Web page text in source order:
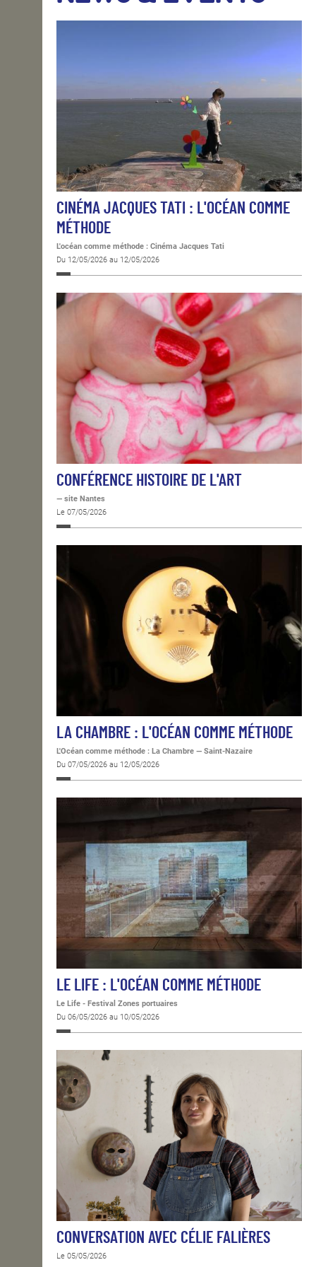
CONTACTS
CINÉMA JACQUES TATI : L'OCÉAN COMME
MÉTHODE
L'océan comme méthode : Cinéma Jacques Tati
Du 12/05/2026 au 12/05/2026
CONFÉRENCE HISTOIRE DE L'ART
— site Nantes
Le 07/05/2026
LA CHAMBRE : L'OCÉAN COMME MÉTHODE
L'Océan comme méthode : La Chambre — Saint-Nazaire
Du 07/05/2026 au 12/05/2026
LE LIFE : L'OCÉAN COMME MÉTHODE
Le Life - Festival Zones portuaires
Du 06/05/2026 au 10/05/2026
CONVERSATION AVEC CÉLIE FALIÈRES
Le 05/05/2026